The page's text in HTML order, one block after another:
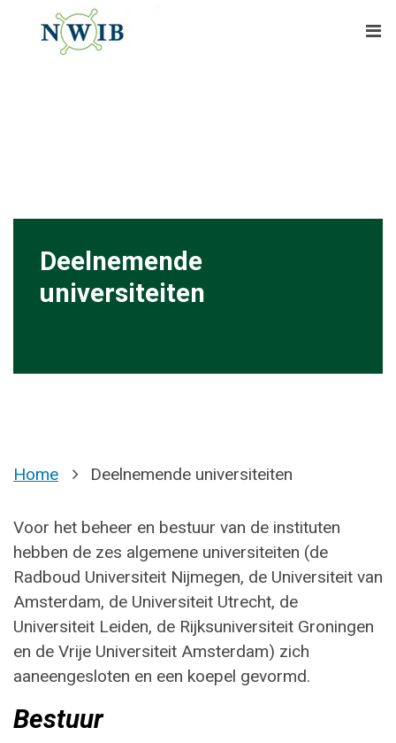
Deelnemende
universiteiten
Home Deelnemende universiteiten
Voor het beheer en bestuur van de instituten
hebben de zes algemene universiteiten (de
Radboud Universiteit Nijmegen, de Universiteit van
Amsterdam, de Universiteit Utrecht, de
Universiteit Leiden, de Rijksuniversiteit Groningen
en de Vrije Universiteit Amsterdam) zich
aaneengesloten en een koepel gevormd.
Bestuur